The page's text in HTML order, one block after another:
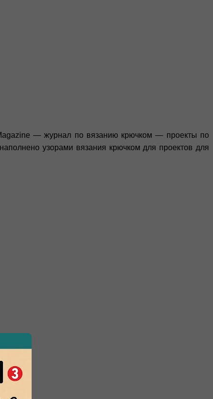
— журнал по вязанию крючком — проекты по
узорами вязания крючком для проектов для